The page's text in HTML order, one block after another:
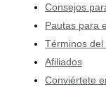
Consejos
Pautas para
Términos del
Afiliados
Conviértete